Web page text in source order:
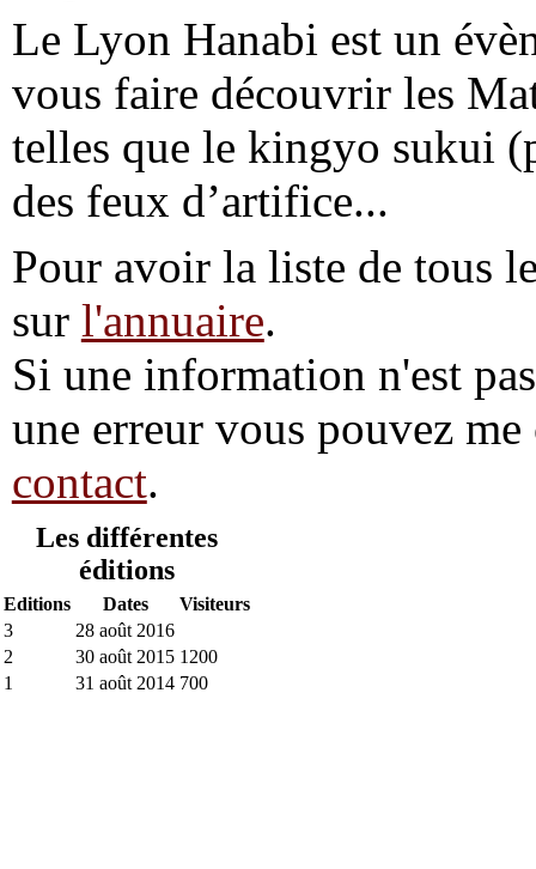
Le Lyon Hanabi est un
vous faire découvrir les
telles que le kingyo sukui
des feux d’artifice...
Pour avoir la liste de tous
sur l'annuaire.
Si une information n'est
une erreur vous pouvez
contact.
Les différentes
éditions
Editions Dates
Visiteurs
3
28 août 2016
2
30 août 2015 1200
1
31 août 2014 700